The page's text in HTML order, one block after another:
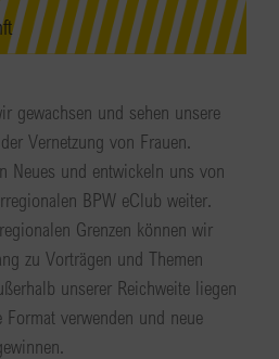
gewachsen und sehen unsere
Vernetzung von Frauen.
Neues und entwickeln uns von
BPW eClub weiter.
Grenzen können wir
zu Vorträgen und Themen
unserer Reichweite liegen
verwenden und neue